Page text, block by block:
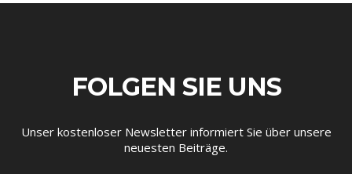
FOLGEN SIE UNS
Unser kostenloser Newsletter informiert Sie über unsere
neuesten Beiträge.